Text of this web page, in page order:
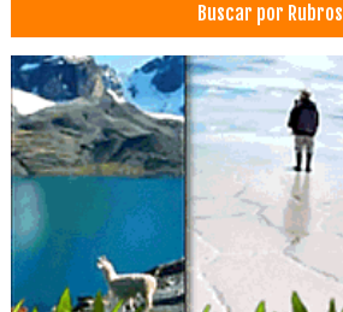
Escuelas Privadas
Unidades Educativas
Auditores
Asesoramiento Tributario
Auditoria
Auditoria Financiera
Consultores Contables
Buscar por Rubros